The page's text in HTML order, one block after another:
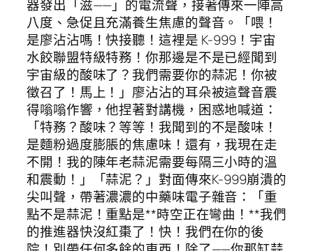
器發出「滋——」的電流聲，接著傳來一陣高
八度、急促且充滿養生焦慮的聲音。「喂！
是廖沾沾嗎！快接聽！這裡是 K-999！宇宙
水餃聯盟特級特務！你那邊是不是已經聞到
宇宙級的酸味了？我們需要你的蒜泥！你被
徵召了！馬上！」廖沾沾的耳朵被這聲音震
得嗡嗡作響，他捏著對講機，困惑地喊道：
「特務？酸味？等等！我聞到的不是酸味！
是麵粉過度膨脹的焦慮味！還有，我現在走
不開！我的陳年老蒜泥需要每隔三小時的溫
和震動！」「蒜泥？」對面傳來K-999崩潰的
尖叫聲，帶著濃濃的中藥味電子雜音：「重
點不是蒜泥！重點是**時空正在彎曲！**我們
的推進器快沒紅棗了！快！我們在你的後